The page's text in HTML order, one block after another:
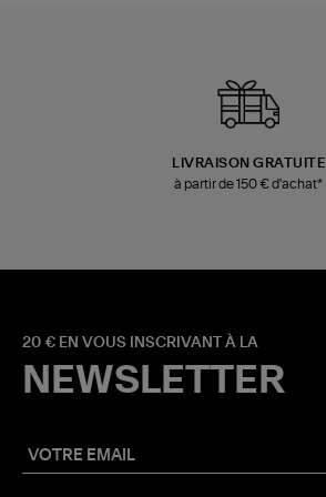
LIVRAISON GRATUITE
à partir de 150 € d'achat*
20 € EN VOUS INSCRIVANT À LA
NEWSLETTER